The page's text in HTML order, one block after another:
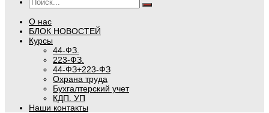
О нас
БЛОК НОВОСТЕЙ
Курсы
44-ФЗ.
223-ФЗ.
44-ФЗ+223-ФЗ
Охрана труда
Бухгалтерский учет
КДП. УП
Наши контакты